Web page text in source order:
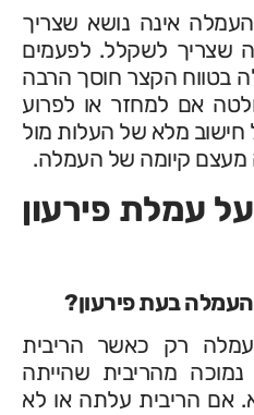
אינה נושא שצריך
שצריך לשקלל. לפעמים
בטווח הקצר חוסך הרבה
אם למחזר או לפרוע
מלא של העלות מול
מעצם קיומה של העמלה.
עמלת פירעון
בעת פירעון?
רק כאשר הריבית
נמוכה מהריבית שהייתה
אם הריבית עלתה או לא